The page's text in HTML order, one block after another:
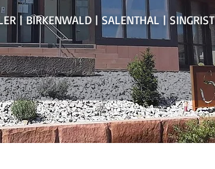
| BIRKENWALD | SALENTHAL | SINGRIST